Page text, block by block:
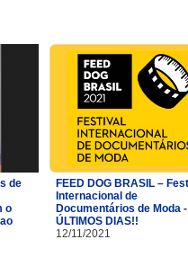
de
o
FEED DOG BRASIL –
Internacional de
Documentários de Moda -
ÚLTIMOS DIAS!!
12/11/2021